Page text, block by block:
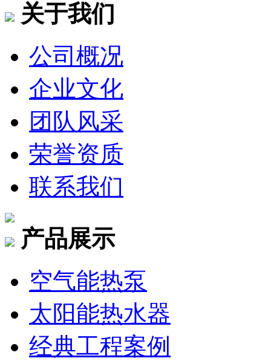
关于我们
公司概况
企业文化
团队风采
荣誉资质
联系我们
产品展示
空气能热泵
太阳能热水器
经典工程案例